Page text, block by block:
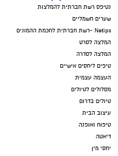
נטיפס רשת חברתית להמלצות
שערים חשמליים
Netips -רשת חברתית לחכמת ההמונים
המלצה לסרט
המלצה לסדרה
טיפים ליחסים אישיים
העצמה עצמית
מסלולים לטיולים
טיולים בדרום
עיצוב הבית
טיפוח ואופנה
דיאטה
יחסי מין